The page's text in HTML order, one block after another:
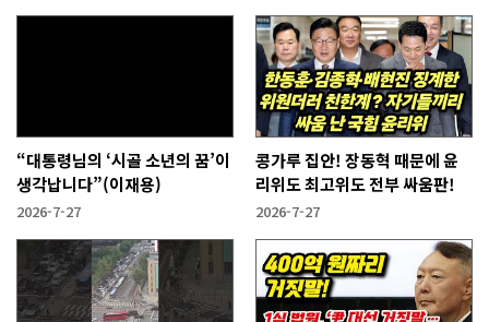
“대통령님의 ‘시골 소년의 꿈’이
생각납니다”(이재용)
2026-7-27
콩가루 집안! 장동혁 때문에 윤
리위도 최고위도 전부 싸움판!
2026-7-27